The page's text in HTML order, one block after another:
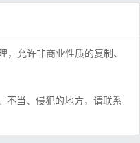
允许非商业性质的复制、
不当、侵犯的地方，请联系